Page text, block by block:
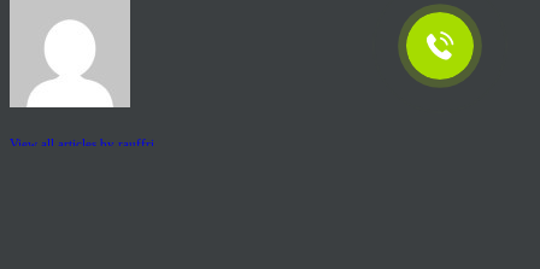
View all articles by rauffri